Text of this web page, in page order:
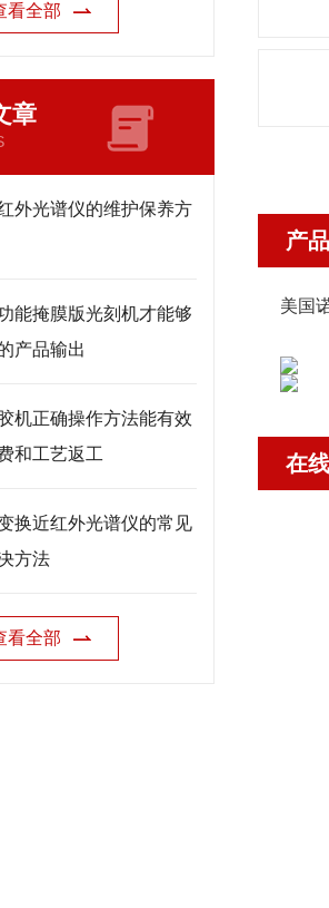
看全部
章
外光谱仪的维护保养方
能掩膜版光刻机才能够
产品输出
机正确操作方法能有效
和工艺返工
换近红外光谱仪的常见
方法
看全部
产
美国
在